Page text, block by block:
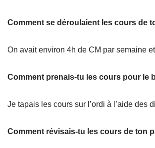
Comment se déroulaient les cours de
On avait environ 4h de CM par semaine
Comment prenais-tu les cours pour le
Je tapais les cours sur l’ordi à l’aide des
Comment révisais-tu les cours de ton